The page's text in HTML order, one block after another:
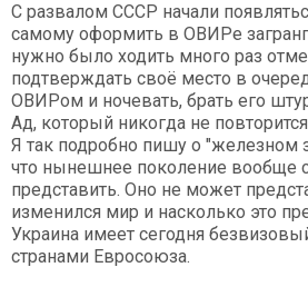
С развалом СССР начали
самому оформить в ОВИРе
нужно было ходить много раз
подтверждать своё место в
ОВИРом и ночевать, брать его
Ад, который никогда не
Я так подробно пишу о "железном
что нынешнее поколение вообще
представить. Оно не может
изменился мир и насколько это
Украина имеет сегодня
странами Евросоюза.